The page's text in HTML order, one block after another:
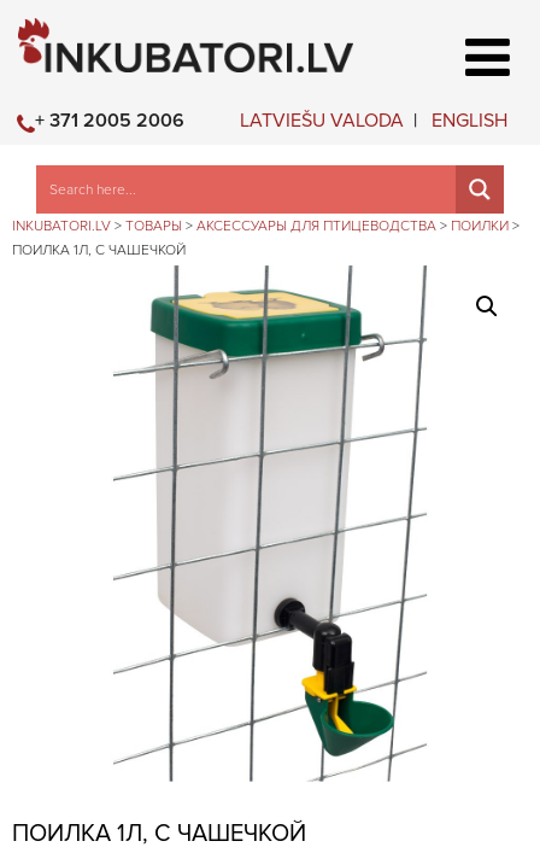
LATVIEŠU VALODA ENGLISH
+ 371 2005 2006
INKUBATORI.LV > ТОВАРЫ > АКСЕССУАРЫ ДЛЯ ПТИЦЕВОДСТВА > ПОИЛКИ >
ПОИЛКА 1Л, С ЧАШЕЧКОЙ
ПОИЛКА 1Л, С ЧАШЕЧКОЙ